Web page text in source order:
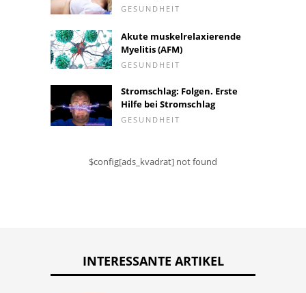
GESUNDHEIT
Akute muskelrelaxierende
Myelitis (AFM)
GESUNDHEIT
Stromschlag: Folgen. Erste
Hilfe bei Stromschlag
GESUNDHEIT
$config[ads_kvadrat] not found
INTERESSANTE ARTIKEL